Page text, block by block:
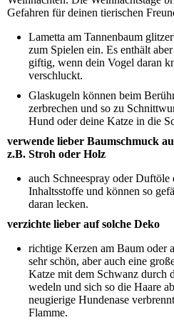
Gefahren für deinen tierischen
Lametta am Tannenbaum
zum Spielen ein. Es enthält
giftig, wenn dein Vogel daran
verschluckt.
Glaskugeln können beim
zerbrechen und so zu
Hund oder deine Katze in die
verwende lieber Baumschmuck
z.B. Stroh oder Holz
auch Schneespray oder
Inhaltsstoffe und können so
daran lecken.
verzichte lieber auf solche Deko
richtige Kerzen am Baum oder
sehr schön, aber auch eine
Katze mit dem Schwanz durch
wedeln und sich so die Haare
neugierige Hundenase
Flamme.